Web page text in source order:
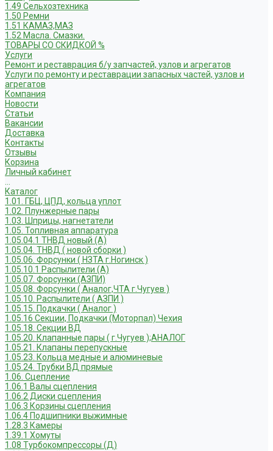
1.49 Сельхозтехника
1.50 Ремни
1.51 КАМАЗ,МАЗ
1.52 Масла. Смазки.
ТОВАРЫ СО СКИДКОЙ %
Услуги
Ремонт и реставрация б/у запчастей, узлов и агрегатов
Услуги по ремонту и реставрации запасных частей, узлов и
агрегатов
Компания
Новости
Статьи
Вакансии
Доставка
Контакты
Отзывы
Корзина
Личный кабинет
Каталог
1.01. ГБЦ, ЦПД, кольца уплот
1.02. Плунжерные пары
1.03. Шприцы, нагнетатели
1.05. Топливная аппаратура
1.05.04.1 ТНВД новый (А)
1.05.04. ТНВД ( новой сборки )
1.05.06. Форсунки ( НЗТА г.Ногинск )
1.05.10.1 Распылители (А)
1.05.07. Форсунки (АЗПИ)
1.05.08. Форсунки ( Аналог,ЧТА г.Чугуев )
1.05.10. Распылители ( АЗПИ )
1.05.15. Подкачки ( Аналог )
1.05.16 Секции, Подкачки (Моторпал) Чехия
1.05.18. Секции ВД
1.05.20. Клапанные пары ( г.Чугуев );АНАЛОГ
1.05.21. Клапаны перепускные
1.05.23. Кольца медные и алюминевые
1.05.24. Трубки ВД прямые
1.06. Сцепление
1.06.1 Валы сцепления
1.06.2 Диски сцепления
1.06.3 Корзины сцепления
1.06.4 Подшипники выжимные
1.28.3 Камеры
1.39.1 Хомуты
1.08 Турбокомпрессоры (Д)